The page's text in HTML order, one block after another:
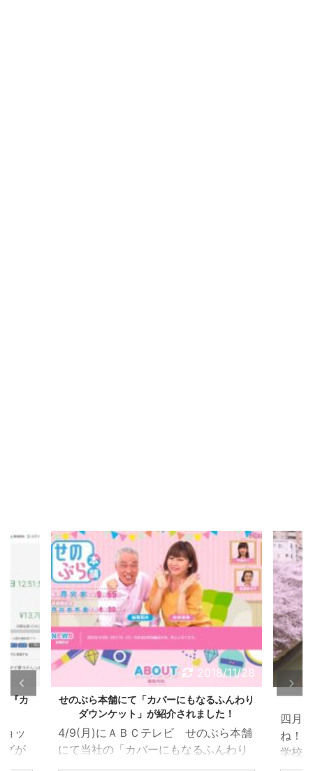
11/28
『カ
ッ
グが
2018/11/28
せのぶら本舗にて「カバーにもなるふんわり
ダウンケット」が紹介されました！
4/9(月)にＡＢＣテレビ せのぶら本舗
にて当社の「カバーにもなるふんわり
ダウンケット」が紹介されました！
四月
ね！
学校